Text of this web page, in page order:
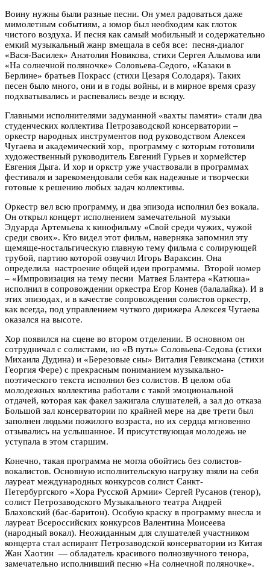
Воину нужны были разные песни. Он умел радоваться даже
мимолетным событиям, а юмор был необходим как глоток
чистого воздуха. И песня как самый мобильный и содержательно
емкий музыкальный жанр вмещала в себя все: песня-диалог
«Вася-Василек» Анатолия Новикова, стихи Сергея Алымова или
«На солнечной поляночке» Соловьева-Седого, «Казаки в
Берлине» братьев Покрасс (стихи Цезаря Солодаря). Таких
песен было много, они и в годы войны, и в мирное время сразу
подхватывались и распевались везде и всюду.
Главными исполнителями задуманной «вахты памяти» стали два
студенческих коллектива Петрозаводской консерватории –
оркестр народных инструментов под руководством Алексея
Чугаева и академический хор, программу с которым готовили
художественный руководитель Евгений Гурьев и хормейстер
Евгения Дыга. И хор и оркстр уже участвовали в программах
фестиваля и зарекомендовали себя как надежные и творчески
готовые к решению любых задач коллективы.
Оркестр вел всю программу, и два эпизода исполнил без вокала.
Он открыл концерт исполнением замечательной музыки
Эдуарда Артемьева к кинофильму «Свой среди чужих, чужой
среди своих». Кто видел этот фильм, наверняка запомнил эту
щемяще-ностальгическую главную тему фильма с солирующей
трубой, партию которой озвучил Игорь Вараксин. Она
определила настроение общей идеи программы. Второй номер
– «Импровизация на тему песни Матвея Блантера «Катюша»
исполнил в сопровождении оркестра Егор Конев (балалайка). И в
этих эпизодах, и в качестве сопровождения солистов оркестр,
как всегда, под управлением чуткого дирижера Алексея Чугаева
оказался на высоте.
Хор появился на сцене во втором отделении. В основном он
сотрудничал с солистами, но «В путь» Соловьева-Седова (стихи
Михаила Дудина) и «Березовые сны» Виталия Гевиксмана (стихи
Георгия Фере) с прекрасным пониманием музыкально-
поэтического текста исполнил без солистов. В целом оба
молодежных коллектива работали с такой эмоциональной
отдачей, которая как факел зажигала слушателей, а зал до отказа
Большой зал консерватории по крайней мере на две трети был
заполнен людьми пожилого возраста, но их сердца мгновенно
отзывались на услышанное. И присутствующая молодежь не
уступала в этом старшим.
Конечно, такая программа не могла обойтись без солистов-
вокалистов. Основную исполнительскую нагрузку взяли на себя
лауреат международных конкурсов солист Санкт-
Петербургского «Хора Русской Армии» Сергей Русанов (тенор),
солист Петрозаводского Музыкального театра Андрей
Блаховский (бас-баритон). Особую краску в программу внесла и
лауреат Всероссийских конкурсов Валентина Моисеева
(народный вокал). Неожиданным для слушателей участником
концерта стал аспирант Петрозаводской консерватории из Китая
Жан Хаотин — обладатель красивого полнозвучного тенора,
замечательно исполнивший песню «На солнечной поляночке».